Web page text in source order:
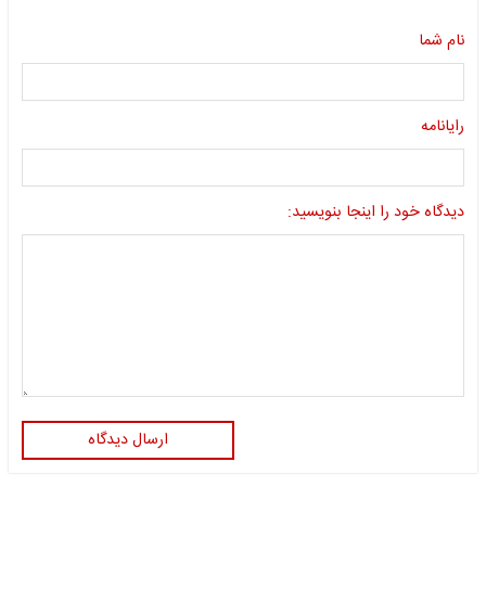
نام شما
رایانامه
دیدگاه خود را اینجا بنویسید:
ارسال دیدگاه